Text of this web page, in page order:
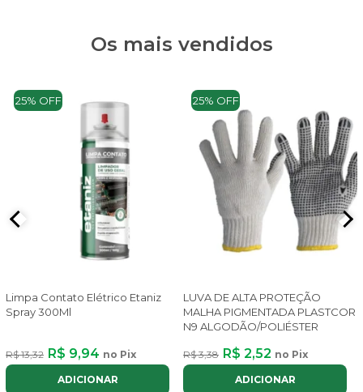
Os mais vendidos
25% OFF
Limpa Contato Elétrico Etaniz
Spray 300Ml
R$ 13,32 R$ 9,94 no Pix
ADICIONAR
25% OFF
LUVA DE ALTA PROTEÇÃO
MALHA PIGMENTADA PLASTCOR
N9 ALGODÃO/POLIÉSTER
R$ 3,38 R$ 2,52 no Pix
ADICIONAR